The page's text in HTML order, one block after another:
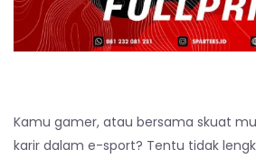
Kamu gamer, atau bersama skuat
karir dalam e-sport? Tentu tidak